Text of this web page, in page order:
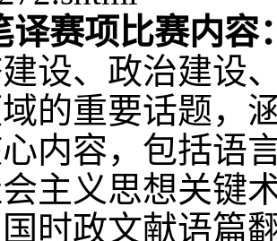
译赛项比赛内容
设、政治建设
的重要话题，
内容，包括语
主义思想关键
时政文献语篇